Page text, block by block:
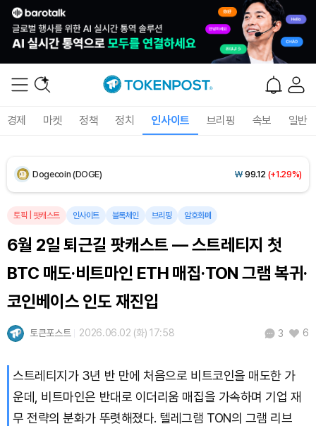
경제 마켓 정책 정치 인사이트 브리핑 속보 일반
XRP (XRP) ₩1,459(-0.01%)
Dogecoin (DOGE) ₩ 99.12 (+1.29%)
Bitcoin (BTC) ₩
토픽 팟캐스트 인사이트 블록체인 브리핑 암호화폐
6월 2일 퇴근길 팟캐스트 — 스트레티지 첫
BTC 매도·비트마인 ETH 매집·TON 그램 복귀·
코인베이스 인도 재진입
토큰포스트 2026.06.02 (화) 17:58 3 6
스트레티지가 3년 반 만에 처음으로 비트코인을 매도한 가
운데, 비트마인은 반대로 이더리움 매집을 가속하며 기업 재
무 전략의 분화가 뚜렷해졌다. 텔레그램 TON의 그램 리브